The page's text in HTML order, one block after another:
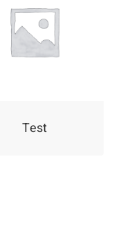
Test